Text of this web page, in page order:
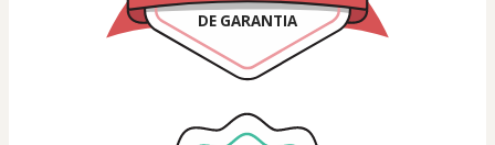
DE GARANTIA